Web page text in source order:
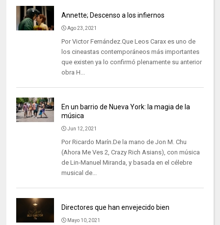
Annette; Descenso a los infiernos
Ago 23, 2021
Por Victor Fernández.Que Leos Carax es uno de
los cineastas contemporáneos más importantes
que existen ya lo confirmó plenamente su anterior
obra H...
En un barrio de Nueva York: la magia de la
música
Jun 12, 2021
Por Ricardo Marín.De la mano de Jon M. Chu
(Ahora Me Ves 2, Crazy Rich Asians), con música
de Lin-Manuel Miranda, y basada en el célebre
musical de...
Directores que han envejecido bien
Mayo 10, 2021